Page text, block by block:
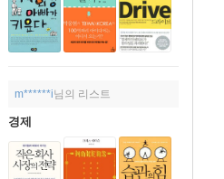
m******i님의 리스트
경제